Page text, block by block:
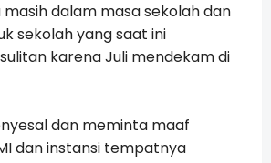
dalam masa sekolah dan
sekolah yang saat ini
karena Juli mendekam di
dan meminta maaf
dan instansi tempatnya